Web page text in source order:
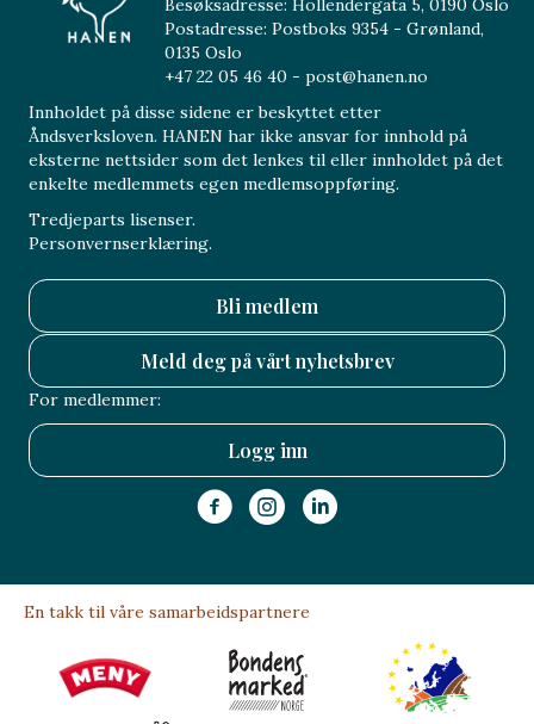
Besøksadresse: Hollendergata 5, 0190 Oslo
Postadresse: Postboks 9354 - Grønland,
0135 Oslo
+47 22 05 46 40 - post@hanen.no
Innholdet på disse sidene er beskyttet etter
Åndsverksloven. HANEN har ikke ansvar for innhold på
eksterne nettsider som det lenkes til eller innholdet på det
enkelte medlemmets egen medlemsoppføring.
Tredjeparts lisenser.
Personvernserklæring.
Bli medlem
Meld deg på vårt nyhetsbrev
For medlemmer:
Logg inn
En takk til våre samarbeidspartnere